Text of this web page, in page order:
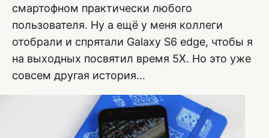
смартофном практически любого
пользователя. Ну а ещё у меня коллеги
отобрали и спрятали Galaxy S6 edge, чтобы я
на выходных посвятил время 5X. Но это уже
совсем другая история…